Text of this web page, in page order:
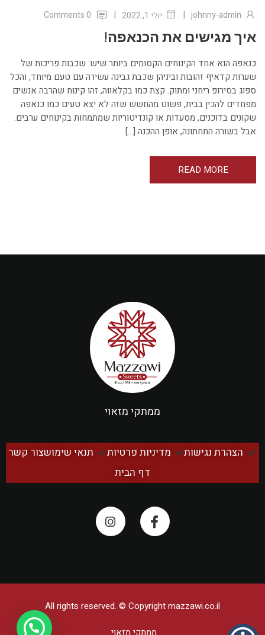
johnny-admin
| יולי 1, 2022 |
0 Comments
איך מגישים את הכנאפה!
כנאפה הוא אחד הקינוחים הקסומים ביותר שיש: שכבות פריכות של
שערות קדאיף זהובות וביניהן שכבת גבינה עשירה עם טעם מיוחד, והכל
ספוג בסירופ ריחני ומתוק. קצת כמו בקלאווה, זהו קינוח שהרבה אנשים
מפחדים להכין בבית, פשוט מהחשש שזה לא יצא טעים כמו כנאפה
שקונים בדוכנים, מסעדות או קונדיטוריות שמתמחות בקינוחים ערבים.
אבל בשורה התחתונה, אופן ההכנה […]
READ MORE
ממתקי מזאוי
הצהרת נגישות מדיניות פרטיות תנאי שימושצור קשר
דף הבית
All rights reserved. © Copyrightmazzawi.co.il